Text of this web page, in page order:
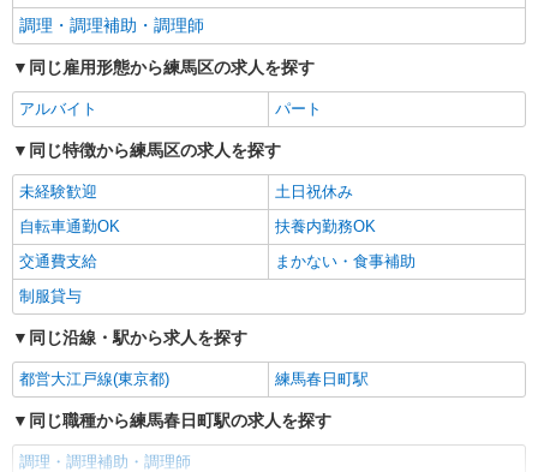
調理・調理補助・調理師
同じ雇用形態から練馬区の求人を探す
アルバイト パート
同じ特徴から練馬区の求人を探す
未経験歓迎
土日祝休み
自転車通勤OK
扶養内勤務OK
交通費支給
まかない・食事補助
制服貸与
同じ沿線・駅から求人を探す
都営大江戸線(東京都) 練馬春日町駅
同じ職種から練馬春日町駅の求人を探す
調理・調理補助・調理師